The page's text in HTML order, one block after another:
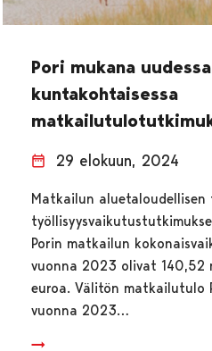
Pori mukana uudessa
kuntakohtaisessa
29 elokuun, 2024
Matkailun
Porin matkailun
vuonna 2023 olivat 140,52
euroa. Välitön matkailutulo
vuonna 2023…